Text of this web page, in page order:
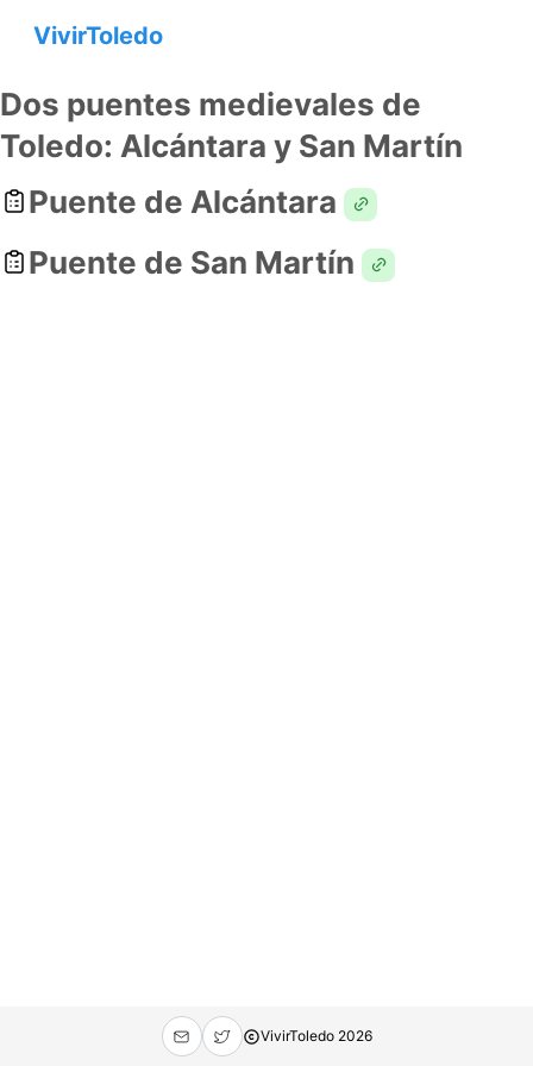
VivirToledo
Dos puentes medievales de
Toledo: Alcántara y San Martín
Puente de Alcántara
Puente de San Martí­n
VivirToledo 2026